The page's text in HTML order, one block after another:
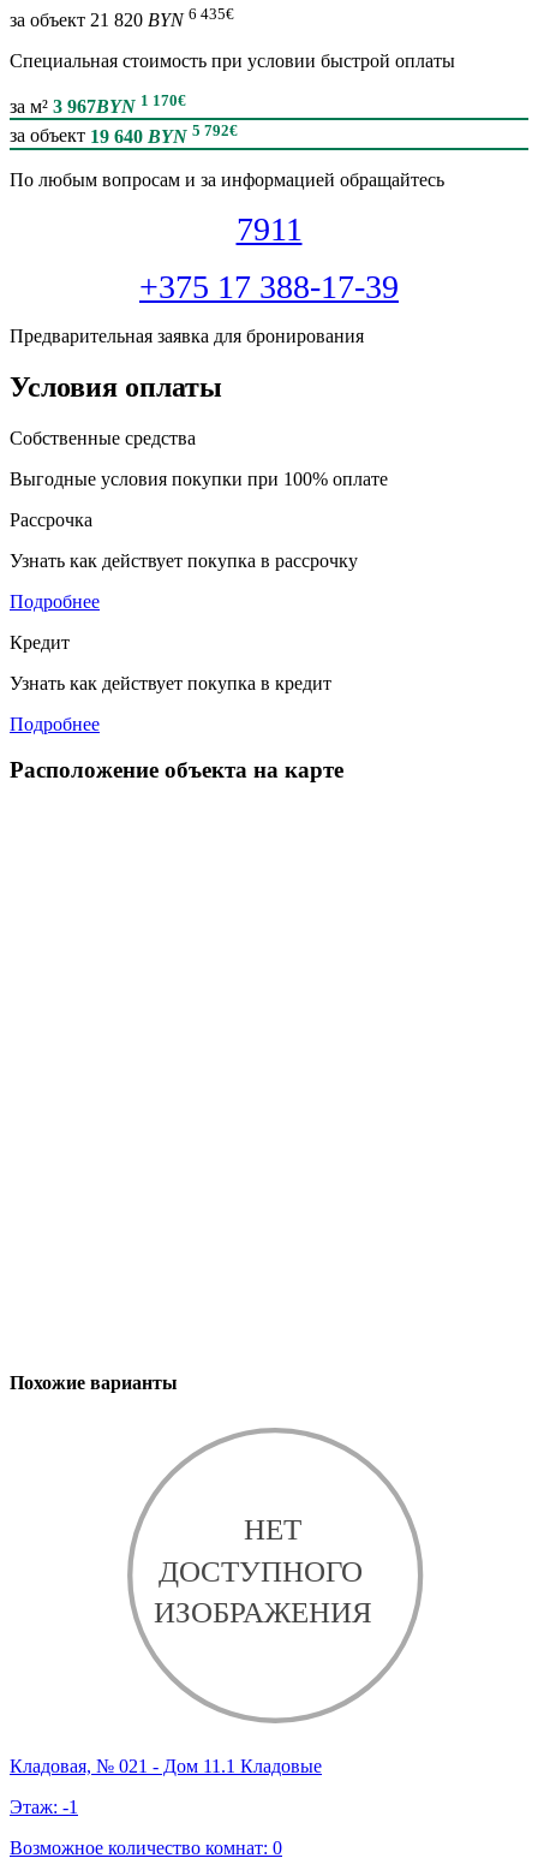
за объект 21 820 BYN 6 435€
Специальная cтоимость при условии быстрой оплаты
за м² 3 967BYN 1 170€
за объект 19 640 BYN 5 792€
По любым вопросам и за информацией обращайтесь
7911
+375 17 388-17-39
Предварительная заявка для бронирования
Условия оплаты
Собственные средства
Выгодные условия покупки при 100% оплате
Рассрочка
Узнать как действует покупка в рассрочку
Подробнее
Кредит
Узнать как действует покупка в кредит
Подробнее
Расположение объекта на карте
Похожие варианты
Кладовая, № 021 - Дом 11.1 Кладовые
Этаж: -1
Возможное количество комнат: 0